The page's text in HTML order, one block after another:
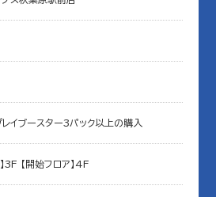
イブースター3パック以上の購入
3F 【開始フロア】4F